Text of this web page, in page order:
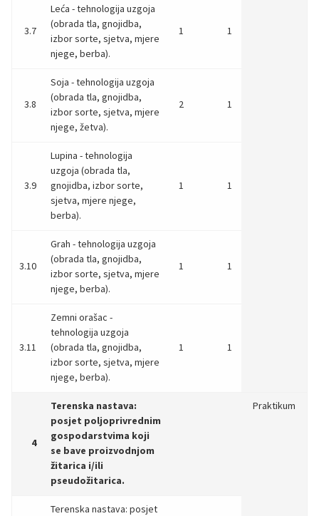
3.7
Leća - tehnologija uzgoja
(obrada tla, gnojidba,
izbor sorte, sjetva, mjere
njege, berba).
1 1
3.8
Soja - tehnologija uzgoja
(obrada tla, gnojidba,
izbor sorte, sjetva, mjere
njege, žetva).
2 1
3.9
Lupina - tehnologija
uzgoja (obrada tla,
gnojidba, izbor sorte,
sjetva, mjere njege,
berba).
1 1
3.10
Grah - tehnologija uzgoja
(obrada tla, gnojidba,
izbor sorte, sjetva, mjere
njege, berba).
1 1
3.11
Zemni orašac -
tehnologija uzgoja
(obrada tla, gnojidba,
izbor sorte, sjetva, mjere
njege, berba).
1 1
4
Terenska nastava:
posjet poljoprivrednim
gospodarstvima koji
se bave proizvodnjom
žitarica i/ili
pseudožitarica.
Praktikum
Terenska nastava: posjet